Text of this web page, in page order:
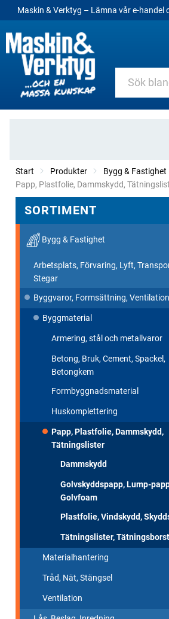
Maskin & Verktyg – Lämna vår e-
Start Produkter Bygg & Fastighet
Current:
Papp, Plastfolie, Dammskydd,
SORTIMENT
Bygg & Fastighet
Arbetsplats, Förvaring, Lyft,
Stegar
Byggvaror, Formsättning, Ventilation
Byggmaterial
Armering, stål och metallvaror
Betong, Bruk, Cement, Spackel,
Betongkem
Formbyggnadsmaterial
Huskomplettering
Papp, Plastfolie, Dammskydd,
Tätningslister
Dammskydd
Golvskyddspapp, Lump-
Golvfoam
Plastfolie, Vindskydd,
Tätningslister,
Materialhantering
Tråd, Nät, Stängsel
Ventilation